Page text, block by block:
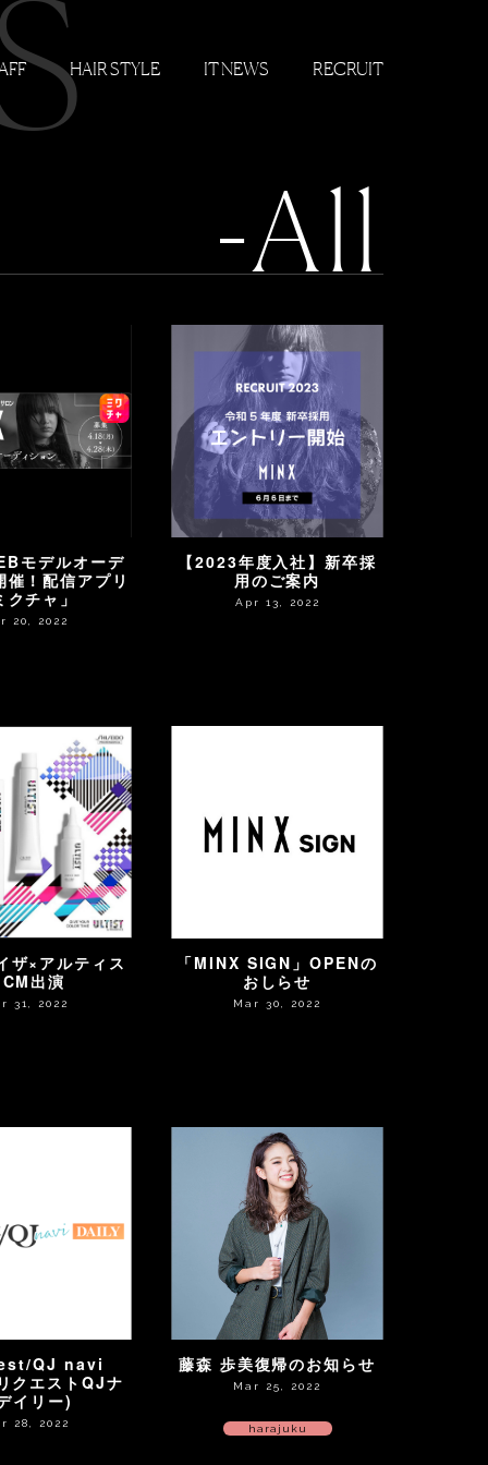
HAIR STYLE IT NEWS RECRUIT
-All
モデルオーデ
催！配信アプリ
クチャ」
20, 2022
【2023年度入社】新卒採
用のご案内
Apr 13, 2022
ザ×アルティス
出演
31, 2022
「MINX SIGN」OPENの
おしらせ
Mar 30, 2022
QJ navi
クエストQJナ
イリー)
28, 2022
藤森 歩美復帰のお知らせ
Mar 25, 2022
harajuku